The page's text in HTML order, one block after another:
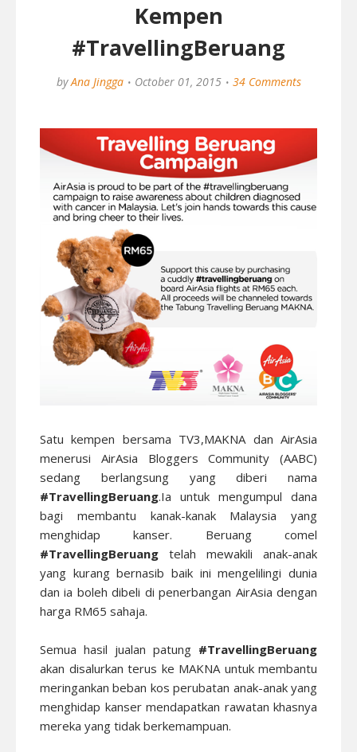
Kempen
#TravellingBeruang
by Ana Jingga October 01, 2015 34 Comments
Satu kempen bersama TV3,MAKNA dan AirAsia
menerusi AirAsia Bloggers Community (AABC)
sedang berlangsung yang diberi nama
#TravellingBeruang.Ia untuk mengumpul dana
bagi membantu kanak-kanak Malaysia yang
menghidap kanser. Beruang comel
#TravellingBeruang telah mewakili anak-anak
yang kurang bernasib baik ini mengelilingi dunia
dan ia boleh dibeli di penerbangan AirAsia dengan
harga RM65 sahaja.
Semua hasil jualan patung #TravellingBeruang
akan disalurkan terus ke MAKNA untuk membantu
meringankan beban kos perubatan anak-anak yang
menghidap kanser mendapatkan rawatan khasnya
mereka yang tidak berkemampuan.